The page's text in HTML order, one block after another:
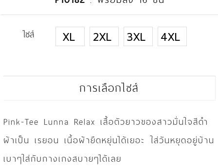
ไซส์ XL 2XL 3XL 4XL
การเลือกไซส์
Pink-Tee Lunna Relax เสื้อตัวยาวของสาวมั่นใจสีดำ
ผ้าเป็น เรยอน เนื้อผ้ายืดหยุ่นได้เยอะ ใส่วันหยุดอยู่บ้าน
เบาๆใส่กับกางเกงสบายๆได้เลย